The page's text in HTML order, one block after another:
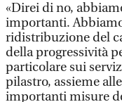
«Direi di no,
importanti.
ridistribuzione del
della progressività
particolare sui
pilastro, assieme
importanti misure